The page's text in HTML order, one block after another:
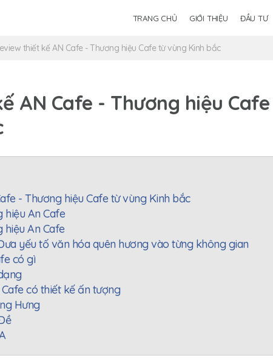
TRANG CHỦ GIỚI THIỆU ĐẦU TƯ
thiết kế AN Cafe - Thương hiệu Cafe từ vùng Kinh bắc
AN Cafe - Thương hiệu
- Thương hiệu Cafe từ vùng Kinh bắc
hiệu An Cafe
hiệu An Cafe
yếu tố văn hóa quên hương vào từng không gian
có gì
có thiết kế ấn tượng
Hưng